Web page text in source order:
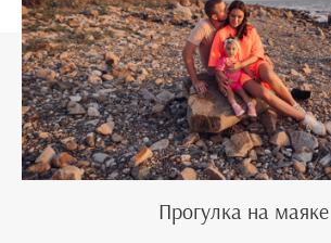
Прогулка на маяке